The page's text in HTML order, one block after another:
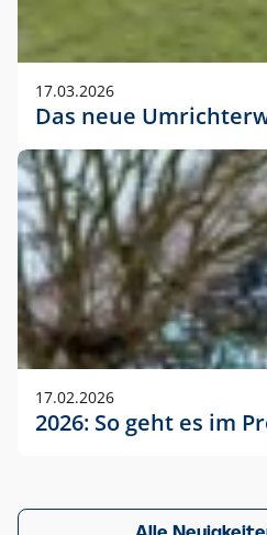
17.03.2026
Das neue
17.02.2026
2026: So geht es im